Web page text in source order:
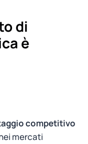
di
è
competitivo
mercati